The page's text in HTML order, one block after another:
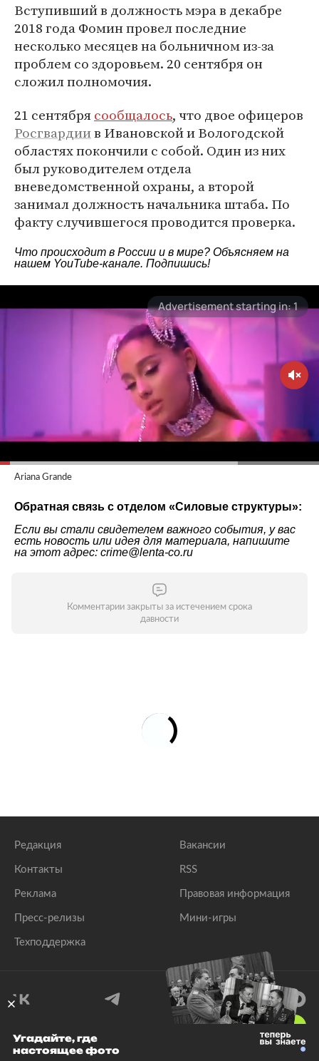
Вступивший в должность мэра в декабре
2018 года Фомин провел последние
несколько месяцев на больничном из-за
проблем со здоровьем. 20 сентября он
сложил полномочия.
21 сентябрясообщалось, что двое офицеров
Росгвардиив Ивановской и Вологодской
областях покончили с собой. Один из них
был руководителем отдела
вневедомственной охраны, а второй
занимал должность начальника штаба. По
факту случившегося проводится проверка.
Что происходит в России и в мире? Объясняем на
нашем YouTube-канале. Подпишись!
Ariana Grande
Обратная связь с отделом «Силовые структуры»:
Если вы стали свидетелем важного события, у вас
есть новость или идея для материала, напишите
на этот адрес: crime@lenta-co.ru
Комментарии закрыты за истечением срока
давности
Редакция
Контакты
Реклама
Пресс-релизы
Техподдержка
Вакансии
RSS
Правовая информация
Мини-игры
© 1999–2026 Все права защищены.
Угадайте, где
настоящее фото